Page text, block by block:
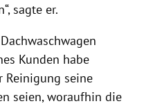
sagte er.
Kunden habe
Reinigung seine
seien, woraufhin die